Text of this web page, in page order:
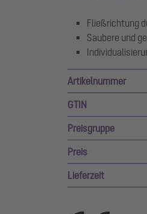
Fließrichtung
Saubere und
Artikelnummer
GTIN
Preisgruppe
Preis
Lieferzeit